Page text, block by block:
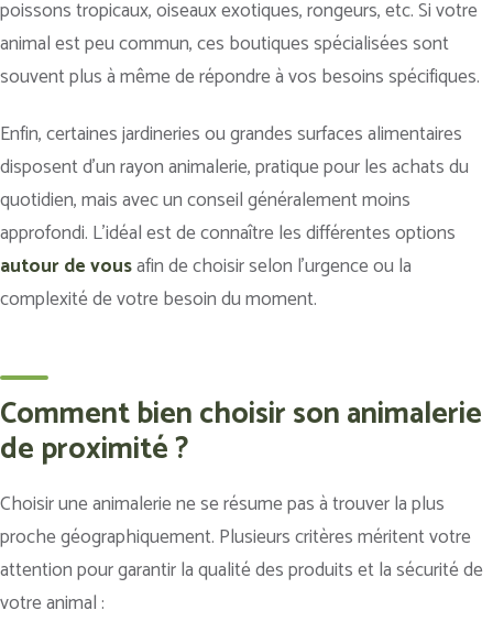
poissons tropicaux, oiseaux exotiques, rongeurs, etc. Si votre
animal est peu commun, ces boutiques spécialisées sont
souvent plus à même de répondre à vos besoins spécifiques.
Enfin, certaines jardineries ou grandes surfaces alimentaires
disposent d’un rayon animalerie, pratique pour les achats du
quotidien, mais avec un conseil généralement moins
approfondi. L’idéal est de connaître les différentes options
autour de vousafin de choisir selon l’urgence ou la
complexité de votre besoin du moment.
Comment bien choisir son animalerie
de proximité ?
Choisir une animalerie ne se résume pas à trouver la plus
proche géographiquement. Plusieurs critères méritent votre
attention pour garantir la qualité des produits et la sécurité de
votre animal :